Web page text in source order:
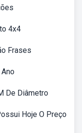
4x4
Frases
De Diâmetro
Hoje O Preço